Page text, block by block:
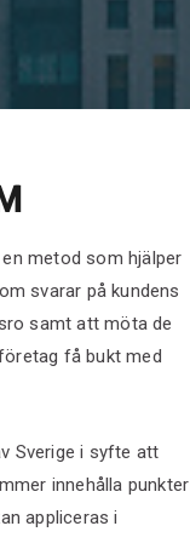
metod som hjälper
svarar på kundens
samt att möta de
få bukt med
Sverige i syfte att
innehålla punkter
appliceras i